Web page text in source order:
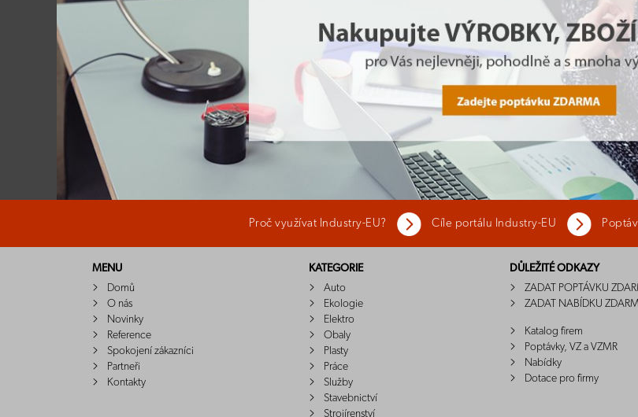
Proč využívat Industry-EU? Cíle portálu Industry-EU
MENU
Domů
O nás
Novinky
Reference
Spokojení zákazníci
Partneři
Kontakty
KATEGORIE
Auto
Ekologie
Elektro
Obaly
Plasty
Práce
Služby
Stavebnictví
Strojírenství
DŮLEŽITÉ ODKAZY
ZADAT POPTÁVKU
ZADAT NABÍDKU
Katalog firem
Poptávky, VZ a VZMR
Nabídky
Dotace pro firmy